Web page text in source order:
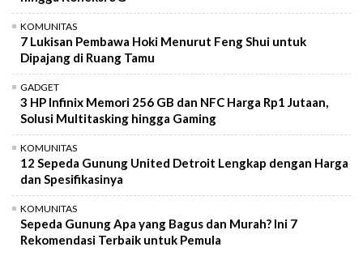
KOMUNITAS
7 Lukisan Pembawa Hoki Menurut Feng Shui untuk
Dipajang di Ruang Tamu
GADGET
3 HP Infinix Memori 256 GB dan NFC Harga Rp1 Jutaan,
Solusi Multitasking hingga Gaming
KOMUNITAS
12 Sepeda Gunung United Detroit Lengkap dengan Harga
dan Spesifikasinya
KOMUNITAS
Sepeda Gunung Apa yang Bagus dan Murah? Ini 7
Rekomendasi Terbaik untuk Pemula